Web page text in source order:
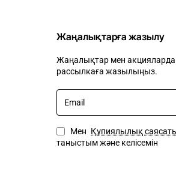
Жаңалықтарға жазылу
Жаңалықтар мен
рассылкаға жазылыңыз.
Email
Мен Құпиялылық
таныстым және келісемін